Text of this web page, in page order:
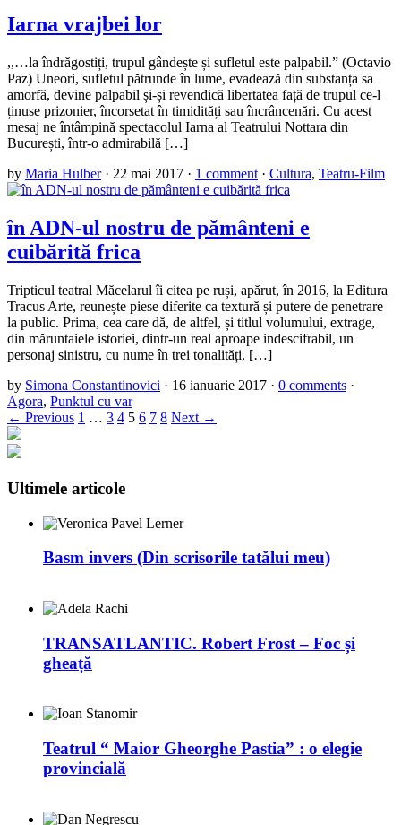
Iarna vrajbei lor
,,…la îndrăgostiți, trupul gândește și sufletul este palpabil.” (Octavio
Paz) Uneori, sufletul pătrunde în lume, evadează din substanța sa
amorfă, devine palpabil și-și revendică libertatea față de trupul ce-l
ținuse prizonier, încorsetat în timidități sau încrâncenări. Cu acest
mesaj ne întâmpină spectacolul Iarna al Teatrului Nottara din
București, într-o admirabilă […]
by Maria Hulber · 22 mai 2017 · 1 comment · Cultura, Teatru-Film
în ADN-ul nostru de pământeni e
cuibărită frica
Tripticul teatral Măcelarul îi citea pe ruși, apărut, în 2016, la Editura
Tracus Arte, reunește piese diferite ca textură și putere de penetrare
la public. Prima, cea care dă, de altfel, și titlul volumului, extrage,
din măruntaiele istoriei, dintr-un real aproape indescifrabil, un
personaj sinistru, cu nume în trei tonalități, […]
by Simona Constantinovici · 16 ianuarie 2017 · 0 comments ·
Agora, Punktul cu var
← Previous 1 … 3 4 5 6 7 8 Next →
Ultimele articole
Basm invers (Din scrisorile tatălui meu)
TRANSATLANTIC. Robert Frost – Foc și
gheață
Teatrul “ Maior Gheorghe Pastia” : o elegie
provincială